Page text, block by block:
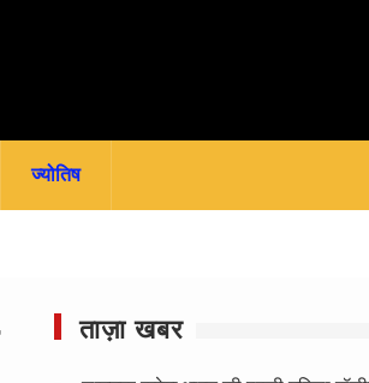
ज्योतिष
ताज़ा खबर